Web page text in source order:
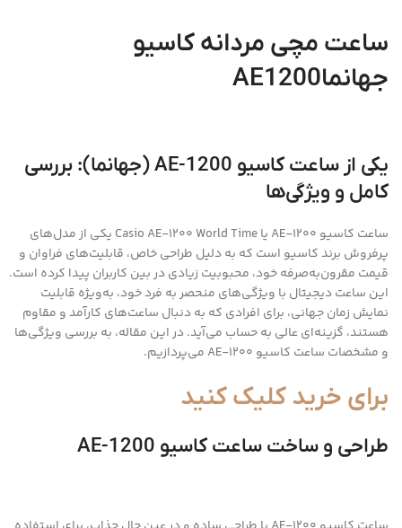
ساعت مچی مردانه کاسیو
جهانماAE1200
یکی از ساعت کاسیو AE-1200 (جهانما): بررسی
کامل و ویژگی‌ها
ساعت کاسیو AE-1200 یا Casio AE-1200 World Time یکی از مدل‌های
پرفروش برند کاسیو است که به دلیل طراحی خاص، قابلیت‌های فراوان و
قیمت مقرون‌به‌صرفه خود، محبوبیت زیادی در بین کاربران پیدا کرده است.
این ساعت دیجیتال با ویژگی‌های منحصر به فرد خود، به‌ویژه قابلیت
نمایش زمان جهانی، برای افرادی که به دنبال ساعت‌های کارآمد و مقاوم
هستند، گزینه‌ای عالی به حساب می‌آید. در این مقاله، به بررسی ویژگی‌ها
و مشخصات ساعت کاسیو AE-1200 می‌پردازیم.
برای خرید کلیک کنید
طراحی و ساخت ساعت کاسیو AE-1200